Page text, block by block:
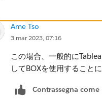
Ame Tso
3 mar 2023, 07:16
この場合、一般的に
してBOXを使用すること
Contrassegna